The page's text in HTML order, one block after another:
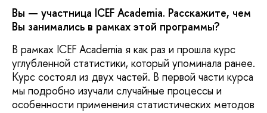
Вы — участница ICEF Academia. Расскажите, чем
Вы занимались в рамках этой программы?
В рамках ICEF Academia я как раз и прошла курс
углубленной статистики, который упоминала ранее.
Курс состоял из двух частей. В первой части курса
мы подробно изучали случайные процессы и
особенности применения статистических методов